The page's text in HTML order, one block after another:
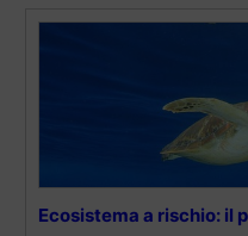
Ecosistema a rischio: il